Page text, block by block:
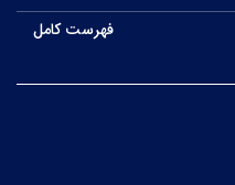
فهرست کامل